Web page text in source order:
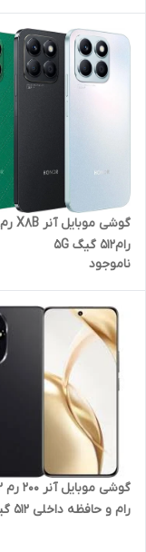
رام512 گیگ 5G
ناموجود
رام و حافظه داخلی 512 گیگ 5G